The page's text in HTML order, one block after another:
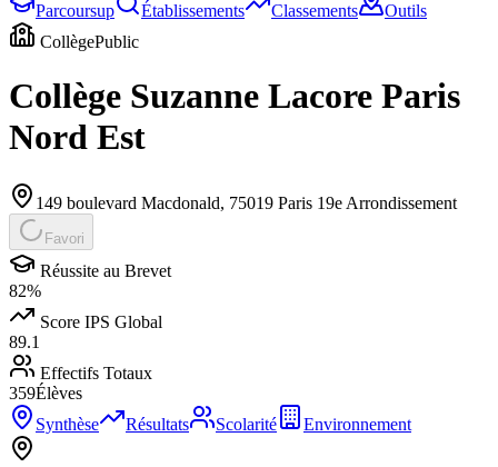
Parcoursup Établissements Classements
Outils
CollègePublic
Collège Suzanne Lacore Paris
Nord Est
149 boulevard Macdonald, 75019 Paris 19e Arrondissement
Favori
Réussite au Brevet
82%
Score IPS Global
89.1
Effectifs Totaux
359Élèves
Synthèse
Résultats Scolarité Environnement